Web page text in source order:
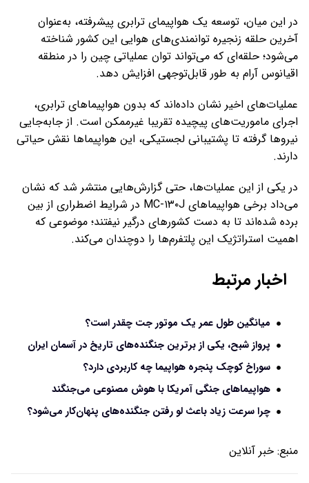
در این میان، توسعه یک هواپیمای ترابری پیشرفته، به‌عنوان
آخرین حلقه زنجیره توانمندی‌های هوایی این کشور شناخته
می‌شود؛ حلقه‌ای که می‌تواند توان عملیاتی چین را در منطقه
اقیانوس آرام به‌ طور قابل‌توجهی افزایش دهد.
عملیات‌های اخیر نشان داده‌اند که بدون هواپیماهای ترابری،
اجرای ماموریت‌های پیچیده تقریبا غیرممکن است. از جابه‌جایی
نیروها گرفته تا پشتیبانی لجستیکی، این هواپیماها نقش حیاتی
دارند.
در یکی از این عملیات‌ها، حتی گزارش‌هایی منتشر شد که نشان
می‌داد برخی هواپیماهای MC-۱۳۰J در شرایط اضطراری از بین
برده شده‌اند تا به دست کشورهای درگیر نیفتند؛ موضوعی که
اهمیت استراتژیک این پلتفرم‌ها را دوچندان می‌کند.
اخبار مرتبط
میانگین طول عمر یک موتور جت چقدر است؟
پرواز شبح، یکی از برترین جنگنده‌های تاریخ در آسمان ایران
سوراخ کوچک پنجره هواپیما چه کاربردی دارد؟
هواپیماهای جنگی آمریکا با هوش مصنوعی می‌جنگند
چرا سرعت زیاد باعث لو رفتن جنگنده‌های پنهان‌کار می‌شود؟
منبع: خبر آنلاین